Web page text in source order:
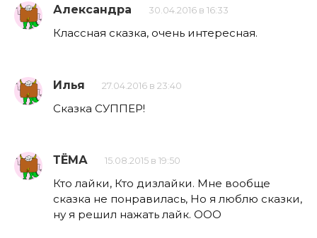
Александра 30.04.2016 в 16:33
Классная сказка, очень интересная.
Илья 27.04.2016 в 23:40
Сказка СУППЕР!
ТЁМА 15.08.2015 в 19:50
Кто лайки, Кто дизлайки. Мне вообще
сказка не понравилась, Но я люблю сказки,
ну я решил нажать лайк. OOO